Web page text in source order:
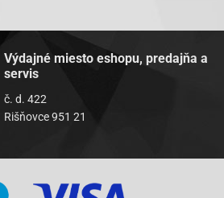
Výdajné miesto eshopu, predajňa a
servis
č. d. 422
Rišňovce 951 21